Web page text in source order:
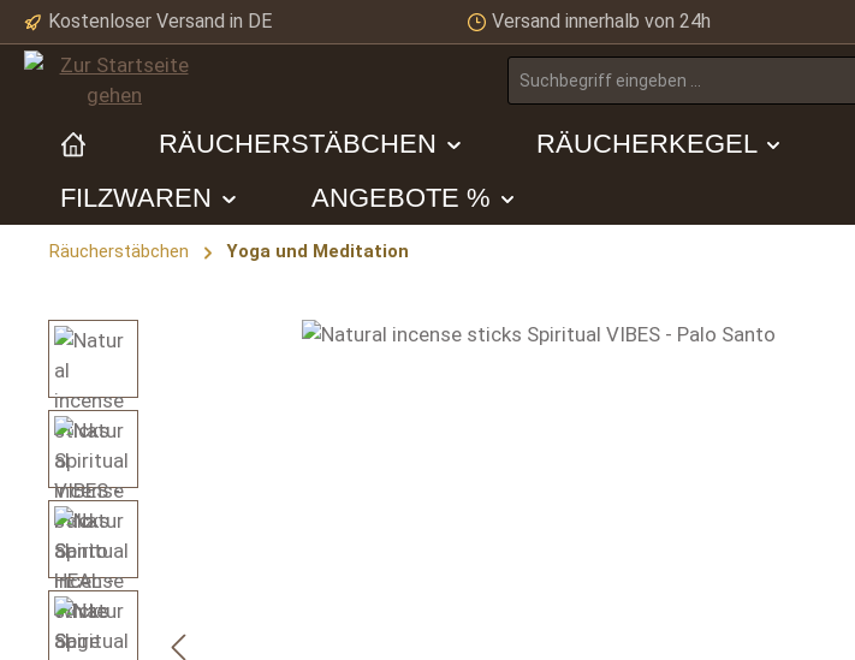
Hauptinhalt springen
Zur Suche springen
Zur Hauptnavigation springen
Kostenloser Versand in DE Versand innerhalb von 24h
RÄUCHERSTÄBCHEN RÄUCHERKEGEL
FILZWAREN
ANGEBOTE %
Räucherstäbchen Yoga und Meditation
Bildergalerie überspringen